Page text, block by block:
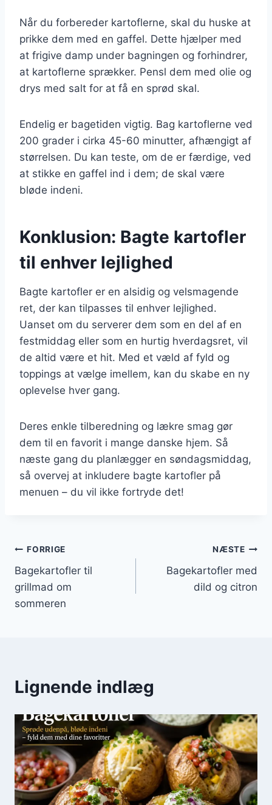
Når du forbereder kartoflerne, skal du huske at
prikke dem med en gaffel. Dette hjælper med
at frigive damp under bagningen og forhindrer,
at kartoflerne sprækker. Pensl dem med olie og
drys med salt for at få en sprød skal.
Endelig er bagetiden vigtig. Bag kartoflerne ved
200 grader i cirka 45-60 minutter, afhængigt af
størrelsen. Du kan teste, om de er færdige, ved
at stikke en gaffel ind i dem; de skal være
bløde indeni.
Konklusion: Bagte kartofler
til enhver lejlighed
Bagte kartofler er en alsidig og velsmagende
ret, der kan tilpasses til enhver lejlighed.
Uanset om du serverer dem som en del af en
festmiddag eller som en hurtig hverdagsret, vil
de altid være et hit. Med et væld af fyld og
toppings at vælge imellem, kan du skabe en ny
oplevelse hver gang.
Deres enkle tilberedning og lækre smag gør
dem til en favorit i mange danske hjem. Så
næste gang du planlægger en søndagsmiddag,
så overvej at inkludere bagte kartofler på
menuen – du vil ikke fortryde det!
Indlægsnavigation
FORRIGE
Bagekartofler til
grillmad om
sommeren
NÆSTE
Bagekartofler med
dild og citron
Lignende indlæg